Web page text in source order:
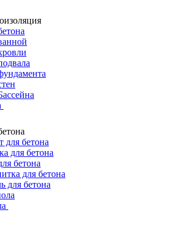
для бетона
для бетона
бетона
для бетона
для бетона